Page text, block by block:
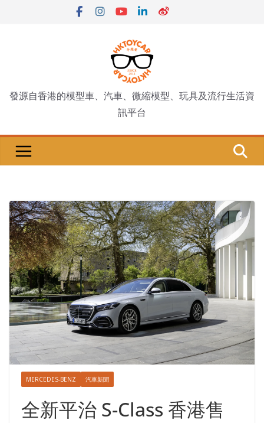
發源自香港的模型車、汽車、微縮模型、玩具及流行生活資
訊平台
MERCEDES-BENZ 汽車新聞
全新平治 S-Class 香港售